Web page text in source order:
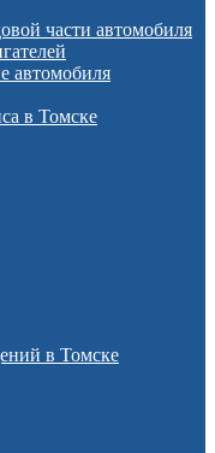
части автомобиля
автомобиля
в Томске
в Томске